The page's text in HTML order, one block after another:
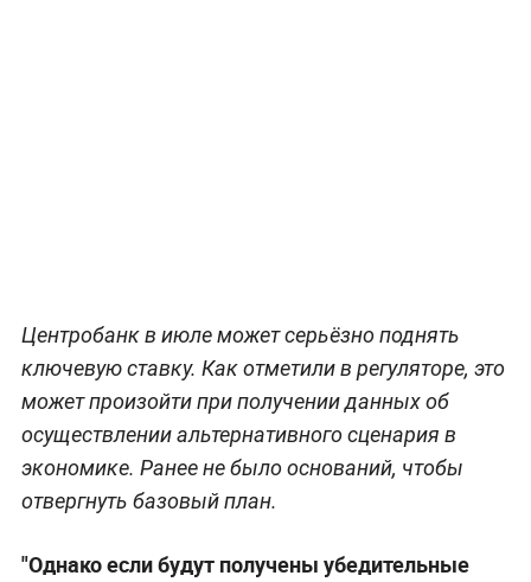
Центробанк в июле может серьёзно поднять
ключевую ставку. Как отметили в регуляторе, это
может произойти при получении данных об
осуществлении альтернативного сценария в
экономике. Ранее не было оснований, чтобы
отвергнуть базовый план.
"Однако если будут получены убедительные